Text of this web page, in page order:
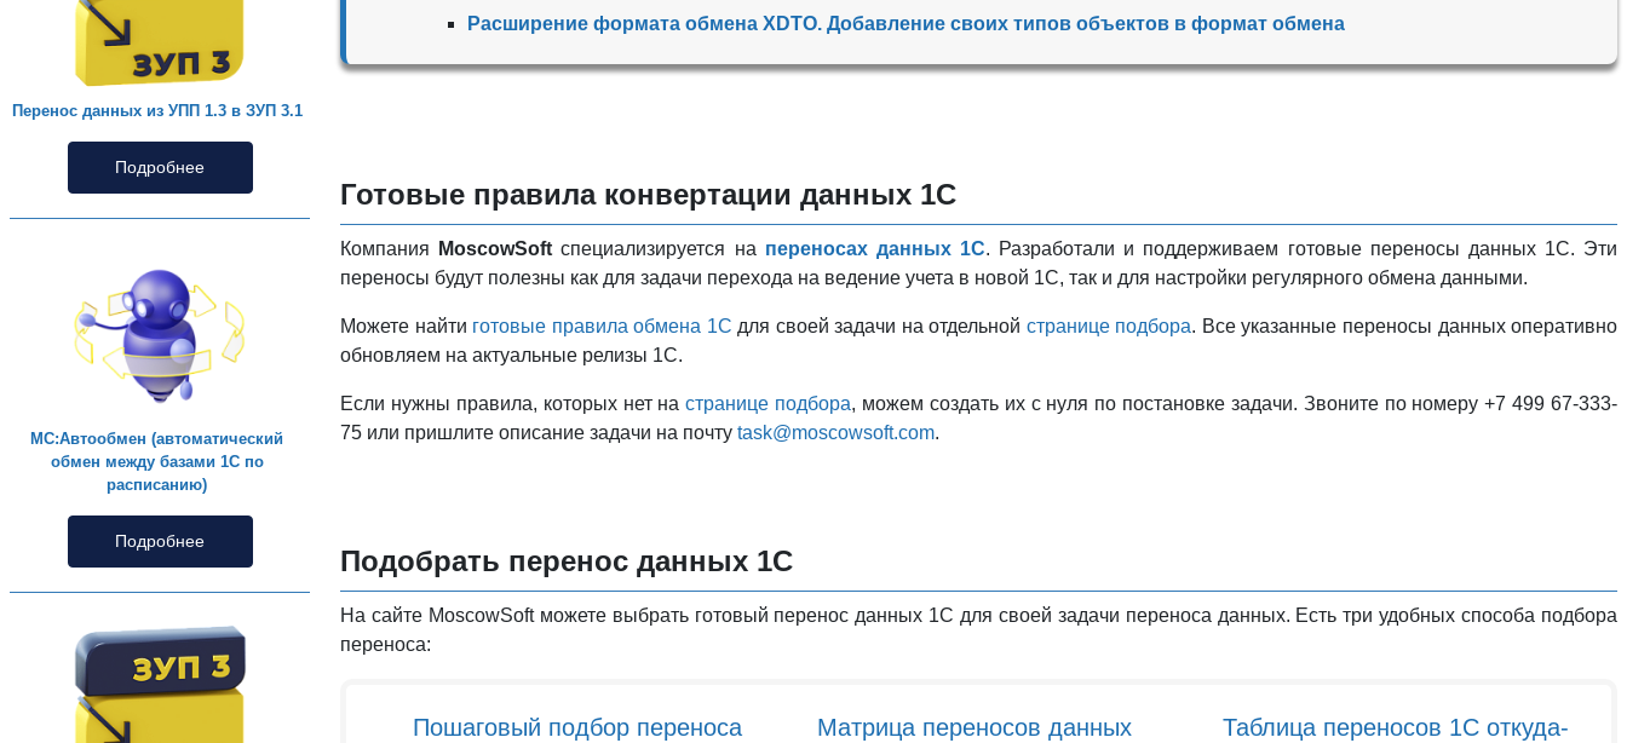
Перенос данных из УПП 1.3 в ЗУП 3.1
Подробнее
МС:Автообмен (автоматический
обмен между базами 1С по
расписанию)
Подробнее
Расширение формата обмена XDTO. Добавление своих типов объектов в формат обмена
Готовые правила конвертации данных 1С
Компания MoscowSoftспециализируется на переносах данных 1С. Разработали и поддерживаем готовые переносы данных 1С. Эти
переносы будут полезны как для задачи перехода на ведение учета в новой 1С, так и для настройки регулярного обмена данными.
Можете найти готовые правила обмена 1С для своей задачи на отдельной странице подбора. Все указанные переносы данных оперативно
обновляем на актуальные релизы 1С.
Если нужны правила, которых нет настранице подбора, можем создать их с нуля по постановке задачи. Звоните по номеру +7 499 67-333-
75 или пришлите описание задачи на почтуtask@moscowsoft.com.
Подобрать перенос данных 1С
На сайте MoscowSoft можете выбрать готовый перенос данных 1С для своей задачи переноса данных. Есть три удобных способа подбора
переноса:
Пошаговый подбор переноса
Матрица переносов данных
Таблица переносов 1С откуда-